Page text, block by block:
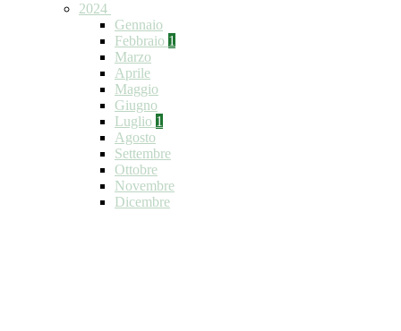
2024
Gennaio
Febbraio 1
Marzo
Aprile
Maggio
Giugno
Luglio 1
Agosto
Settembre
Ottobre
Novembre
Dicembre